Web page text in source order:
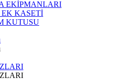
EKİPMANLARI
EK KASETİ
KUTUSU